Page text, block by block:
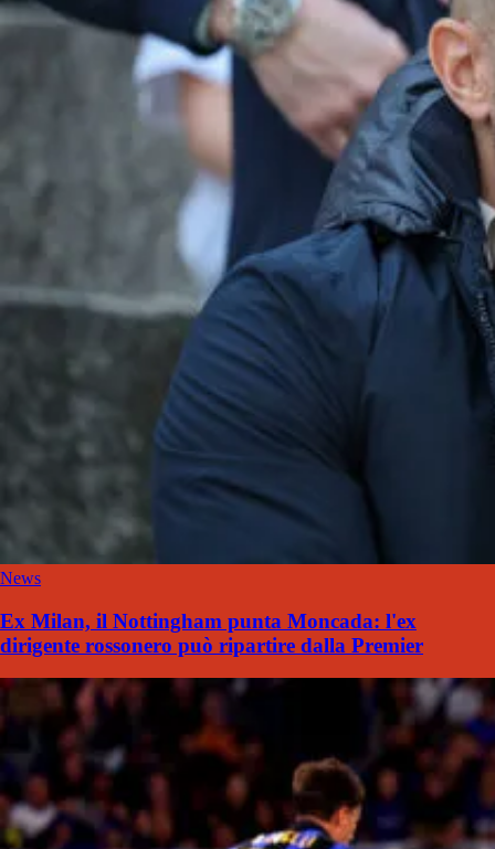
News
Ex Milan, il Nottingham punta Moncada: l'ex
dirigente rossonero può ripartire dalla Premier